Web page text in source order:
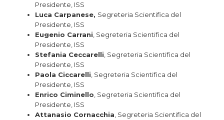
Presidente, ISS
Luca Carpanese, Segreteria Scientifica del
Presidente, ISS
Eugenio Carrani , Segreteria Scientifica del
Presidente, ISS
Stefania Ceccarelli , Segreteria Scientifica del
Presidente, ISS
Paola Ciccarelli , Segreteria Scientifica del
Presidente, ISS
Enrico Ciminello , Segreteria Scientifica del
Presidente, ISS
Attanasio Cornacchia , Segreteria Scientifica del